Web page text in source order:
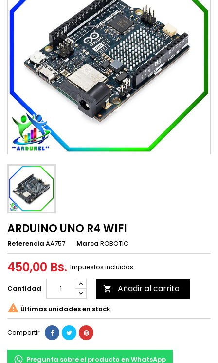
ARDUINO UNO R4 WIFI
Referencia AA757 Marca ROBOTIC
450,00 Bs. Impuestos incluidos
Cantidad  Añadir al carrito
 Últimas unidades en stock
Compartir
Pregunta sobre el producto en WhatsApp